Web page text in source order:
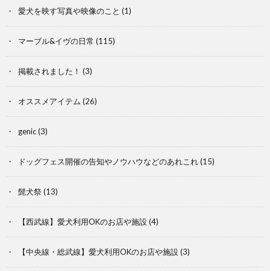
愛犬を映す写真や映像のこと (1)
マーブル&イヴの日常 (115)
掲載されました！ (3)
オススメアイテム (26)
genic(3)
ドッグフェス開催の告知やノウハウなどのあれこれ(15)
髭犬祭 (13)
【西武線】愛犬利用OKのお店や施設(4)
【中央線・総武線】愛犬利用OKのお店や施設(3)